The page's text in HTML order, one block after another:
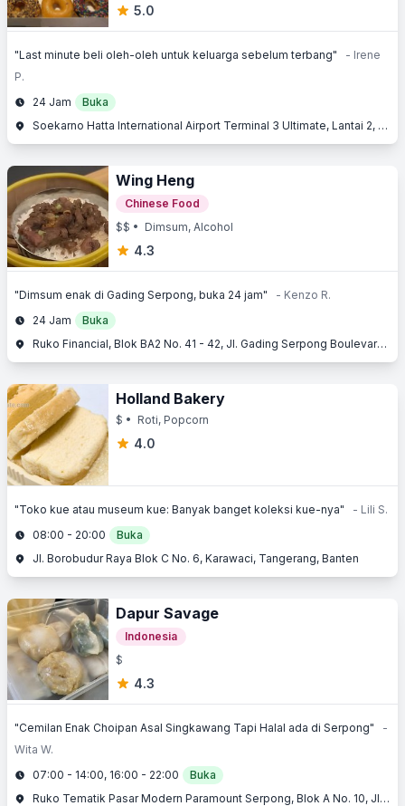
5.0
"Last minute beli oleh-oleh untuk keluarga sebelum terbang"
- Irene
P.
24 Jam
Buka
Soekarno Hatta International Airport Terminal 3 Ultimate, Lantai 2, Jl. Raya Bandara, Benda, Tangerang, Banten
Wing Heng
Chinese Food
$$ • Dimsum, Alcohol
4.3
"Dimsum enak di Gading Serpong, buka 24 jam"
- Kenzo R.
24 Jam
Buka
Ruko Financial, Blok BA2 No. 41 - 42, Jl. Gading Serpong Boulevard, Gading Serpong, Serpong, Tangerang, Banten
Holland Bakery
$ • Roti, Popcorn
4.0
"Toko kue atau museum kue: Banyak banget koleksi kue-nya"
- Lili S.
08:00 - 20:00
Buka
Jl. Borobudur Raya Blok C No. 6, Karawaci, Tangerang, Banten
Dapur Savage
Indonesia
$
4.3
"Cemilan Enak Choipan Asal Singkawang Tapi Halal ada di Serpong"
-
Wita W.
07:00 - 14:00, 16:00 - 22:00
Buka
Ruko Tematik Pasar Modern Paramount Serpong, Blok A No. 10, Jl. Boulevard Raya Gading Serpong, Gading Serpong, Serpong, Tangerang, Banten